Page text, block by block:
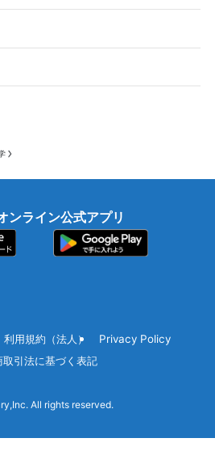
ンライン公式アプリ
利用規約（法人）
Privacy Policy
取引法に基づく表記
All rights reserved.